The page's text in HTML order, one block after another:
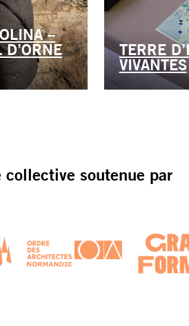
–
D’ORNE
TERRE
VIVANTES
collective soutenue par